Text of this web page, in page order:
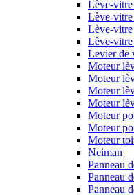
Lève-vitre
Lève-vitre
Lève-vitre
Lève-vitre
Levier de
Moteur
Moteur
Moteur
Moteur
Moteur
Moteur
Moteur
Neiman
Panneau
Panneau
Panneau